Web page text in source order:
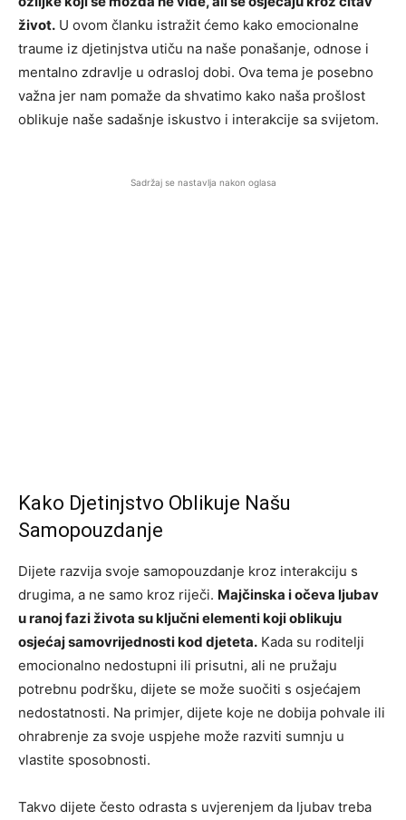
život. U ovom članku istražit ćemo kako emocionalne
traume iz djetinjstva utiču na naše ponašanje, odnose i
mentalno zdravlje u odrasloj dobi. Ova tema je posebno
važna jer nam pomaže da shvatimo kako naša prošlost
oblikuje naše sadašnje iskustvo i interakcije sa svijetom.
Sadržaj se nastavlja nakon oglasa
Kako Djetinjstvo Oblikuje Našu
Samopouzdanje
Dijete razvija svoje samopouzdanje kroz interakciju s
drugima, a ne samo kroz riječi. Majčinska i očeva ljubav
u ranoj fazi života su ključni elementi koji oblikuju
osjećaj samovrijednosti kod djeteta. Kada su roditelji
emocionalno nedostupni ili prisutni, ali ne pružaju
potrebnu podršku, dijete se može suočiti s osjećajem
nedostatnosti. Na primjer, dijete koje ne dobija pohvale ili
ohrabrenje za svoje uspjehe može razviti sumnju u
vlastite sposobnosti.
Takvo dijete često odrasta s uvjerenjem da ljubav treba